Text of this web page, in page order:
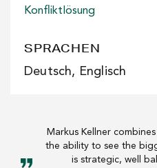
Konfliktlösung
SPRACHEN
Deutsch, Englisch
Markus Kellner
the ability to see the
is strategic, well